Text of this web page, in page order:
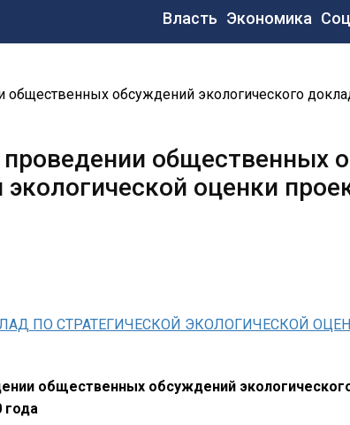
Основная
навигация
Власть Экономика
обсуждений экологического
общественных
экологической оценки
ПО СТРАТЕГИЧЕСКОЙ ЭКОЛОГИЧЕСКОЙ
общественных обсуждений
года